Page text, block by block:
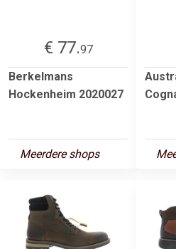
€ 77.97
Berkelmans
Hockenheim 2020027
Meerdere shops